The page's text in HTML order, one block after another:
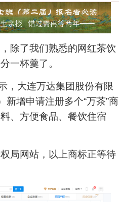
了我们熟悉的网红茶饮
一杯羹了。
大连万达集团股份有限
新增申请注册多个“万茶”商
、方便食品、餐饮住宿
网站，以上商标正等待